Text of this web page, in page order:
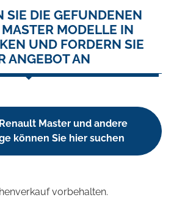
SIE DIE GEFUNDENEN
MODELLE IN
UND FORDERN SIE
ANGEBOT AN
Master und andere
können Sie hier suchen
vorbehalten.